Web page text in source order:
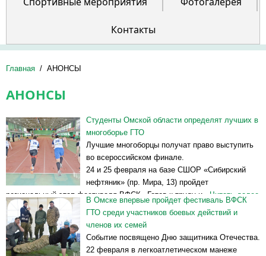
Контакты
Главная / АНОНСЫ
АНОНСЫ
Студенты Омской области определят лучших в
многоборье ГТО
Лучшие многоборцы получат право выступить
во всероссийском финале.
24 и 25 февраля на базе СШОР «Сибирский
нефтяник» (пр. Мира, 13) пройдет
региональный этап фестиваля ВФСК «Готов к труду и... Читать далее
>>
В Омске впервые пройдет фестиваль ВФСК
ГТО среди участников боевых действий и
членов их семей
Событие посвящено Дню защитника Отечества.
22 февраля в легкоатлетическом манеже